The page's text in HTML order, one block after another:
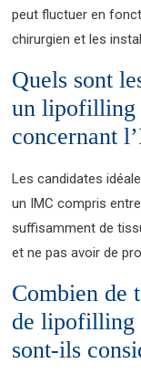
peut fluctuer en
chirurgien et les
Quels sont
un lipofilling
concernant
Les candidates
un IMC compris
suffisamment de
et ne pas avoir de
Combien de
de lipofilling
sont-ils